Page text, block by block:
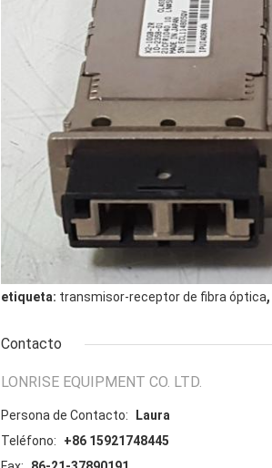
etiqueta: transmisor-receptor de fibra óptica,
Contacto
LONRISE EQUIPMENT CO. LTD.
Persona de Contacto:
Laura
Teléfono:
+86 15921748445